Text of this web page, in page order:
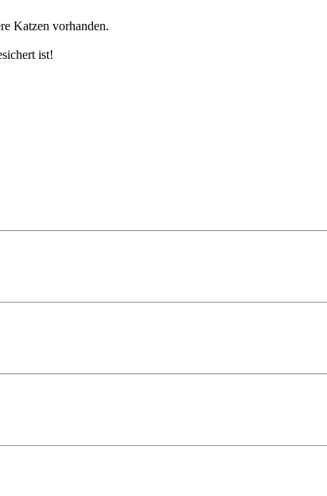
Katzen vorhanden.
ist!